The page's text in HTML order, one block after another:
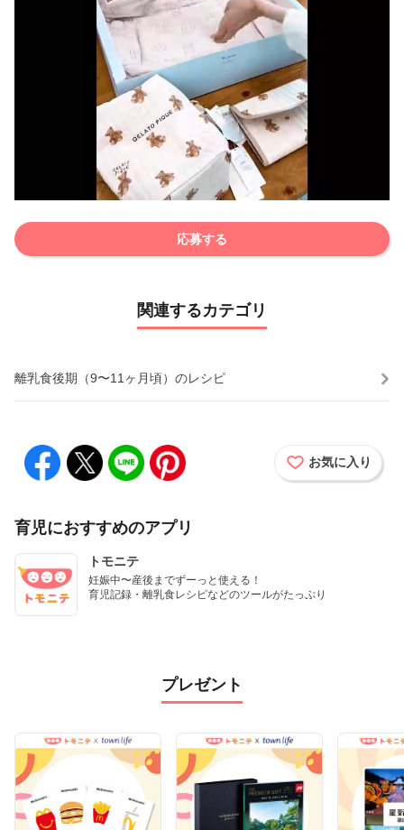
応募する
関連するカテゴリ
離乳食後期（9〜11ヶ月頃）のレシピ
お気に入り
育児におすすめのアプリ
トモニテ
妊娠中〜産後までずーっと使える！
育児記録・離乳食レシピなどのツールがたっぷり
プレゼント